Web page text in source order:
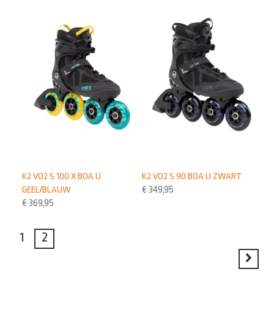
K2 VO2 S 90 BOA U ZWART
€ 349,95
K2 VO2 S 100 X BOA U
GEEL/BLAUW
€ 369,95
1 2